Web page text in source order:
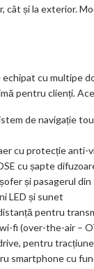
și la exterior.
cu multipe
pentru clienți.
de navigație
cu protecție anti-
cu șapte
și pasagerul din
LED și sunet
pentru
fi (over-the-air –
pentru
smartphone cu